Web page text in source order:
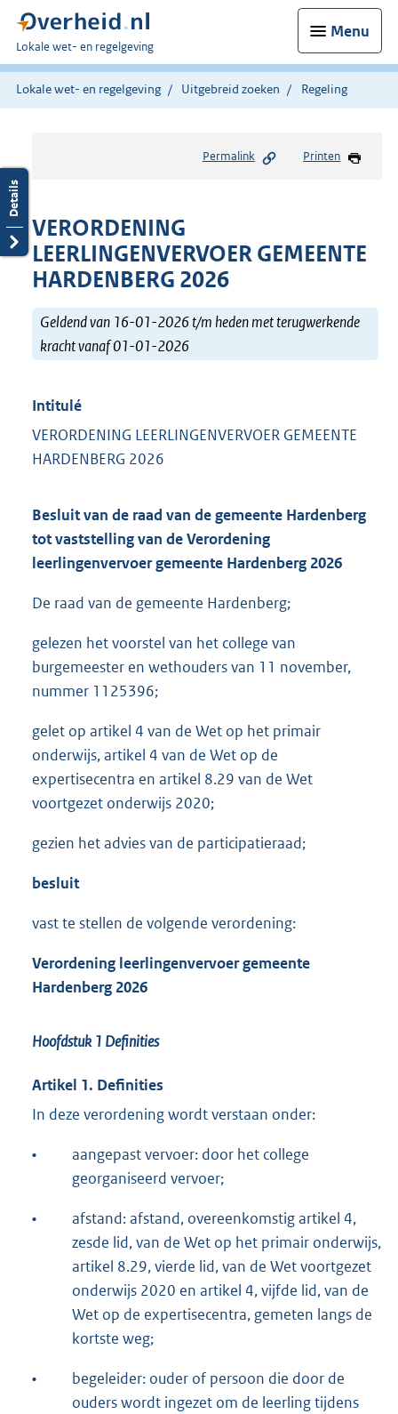
Menu
U
bent
hier:
Lokale wet- en regelgeving
Lokale wet- en regelgeving Uitgebreid zoeken Regeling
Permalink Printen
VERORDENING
LEERLINGENVERVOER GEMEENTE
HARDENBERG 2026
Geldend van 16-01-2026 t/m heden met terugwerkende
kracht vanaf 01-01-2026
Intitulé
VERORDENING LEERLINGENVERVOER GEMEENTE
HARDENBERG 2026
Besluit van de raad van de gemeente Hardenberg
tot vaststelling van de Verordening
leerlingenvervoer gemeente Hardenberg 2026
De raad van de gemeente Hardenberg;
gelezen het voorstel van het college van
burgemeester en wethouders van 11 november,
nummer 1125396;
gelet op artikel 4 van de Wet op het primair
onderwijs, artikel 4 van de Wet op de
expertisecentra en artikel 8.29 van de Wet
voortgezet onderwijs 2020;
gezien het advies van de participatieraad;
besluit
vast te stellen de volgende verordening:
Verordening leerlingenvervoer gemeente
Hardenberg 2026
Hoofdstuk 1 Definities
Artikel 1. Definities
In deze verordening wordt verstaan onder:
•
aangepast vervoer: door het college
georganiseerd vervoer;
•
afstand: afstand, overeenkomstig artikel 4,
zesde lid, van de Wet op het primair onderwijs,
artikel 8.29, vierde lid, van de Wet voortgezet
onderwijs 2020 en artikel 4, vijfde lid, van de
Wet op de expertisecentra, gemeten langs de
kortste weg;
•
begeleider: ouder of persoon die door de
ouders wordt ingezet om de leerling tijdens